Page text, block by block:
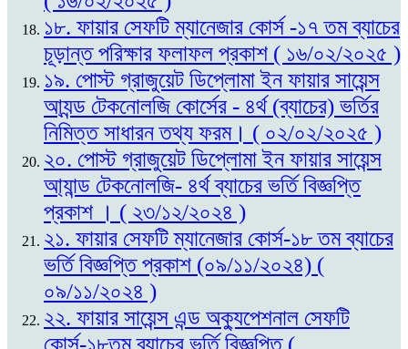
১৮. ফায়ার সেফটি ম্যানেজার কোর্স -১৭ তম ব্যাচের
চূড়ান্ত পরিক্ষার ফলাফল প্রকাশ ( ১৬/০২/২০২৫ )
১৯. পোস্ট গ্রাজুয়েট ডিপ্লোমা ইন ফায়ার সায়েন্স
আ্যন্ড টেকনোলজি কোর্সের - ৪র্থ (ব্যাচের) ভর্তির
নিমিত্ত সাধারন তথ্য ফরম। ( ০২/০২/২০২৫ )
২০. পোস্ট গ্রাজুয়েট ডিপ্লোমা ইন ফায়ার সায়েন্স
আ্যান্ড টেকনোলজি- ৪র্থ ব্যাচের ভর্তি বিজ্ঞপ্তি
প্রকাশ । ( ২৩/১২/২০২৪ )
২১. ফায়ার সেফটি ম্যানেজার কোর্স-১৮ তম ব্যাচের
ভর্তি বিজ্ঞপ্তি প্রকাশ (০৯/১১/২০২৪) (
০৯/১১/২০২৪ )
২২. ফায়ার সায়েন্স এন্ড অক্যুপেশনাল সেফটি